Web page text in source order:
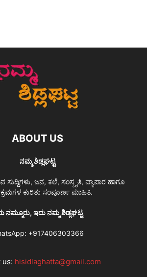
ABOUT US
ನಮ್ಮ ಶಿಡ್ಲಘಟ್ಟ
ಸುದ್ದಿಗಳು, ಜನ, ಕಲೆ, ಸಂಸ್ಕೃತಿ, ವ್ಯಾಪಾರ ಹಾಗೂ
ಕುರಿತು ಸಂಪೂರ್ಣ ಮಾಹಿತಿ.
ನಮ್ಮೂರು, ಇದು ನಮ್ಮ ಶಿಡ್ಲಘಟ್ಟ
+917406303366
us: hisidlaghatta@gmail.com